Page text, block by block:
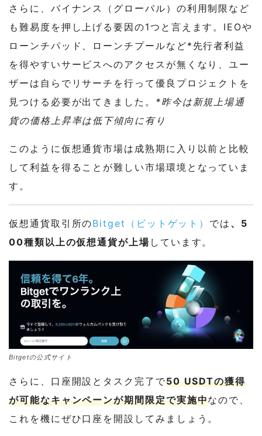
さらに、バイナンス（グローバル）の利用制限など
も難易度を押し上げる要因の1つと言えます。IEOや
ローンチパッド、ローンチプールなど*先行者利益
を得やすいサービスへのアクセスが無くなり、ユー
ザーは自らでリサーチを行って優良プロジェクトを
見つける必要が出てきました。 *昨今は新規上場通
貨の価格上昇率は低下傾向に有り
このように仮想通貨市場は成熟期に入り以前と比較
して利益を得ることが難しい市場環境となっていま
す。
仮想通貨取引所のBitget（ビットゲット） では 、5
00種類以上の仮想通貨が上場 しています。
Bitgetの公式サイト
さらに、口座開設とタスク完了で50 USDTの獲得
が可能なキャンペーンが期間限定で実施中なので、
これを機にぜひ口座を開設してみましょう。